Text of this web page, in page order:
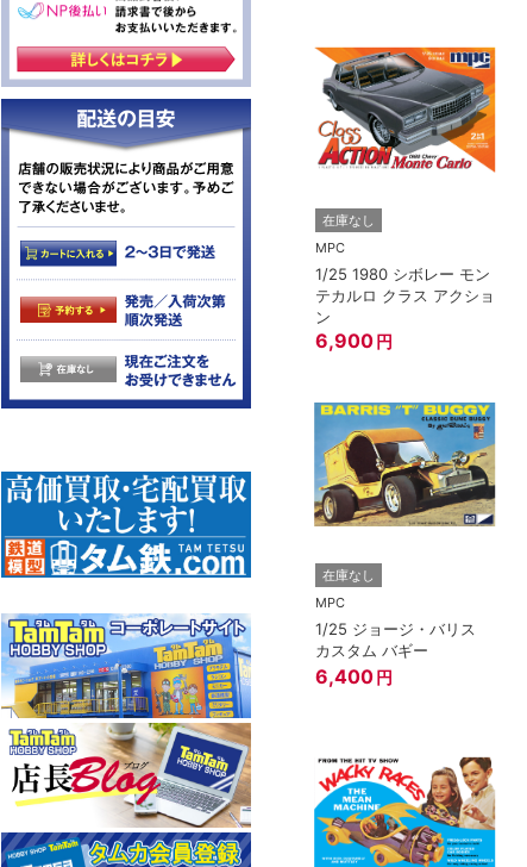
在庫なし
MPC
1/25 1980 シボレー モン
テカルロ クラス アクショ
ン
6,900 円
在庫なし
MPC
1/25 ジョージ・バリス
カスタム バギー
6,400 円